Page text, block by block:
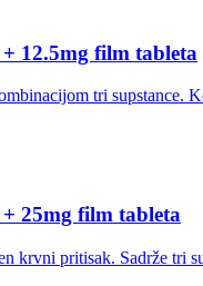
12.5mg film tableta
tri supstance.
25mg film tableta
pritisak. Sadrže tri